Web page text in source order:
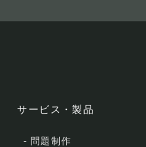
サービス・製品
- 問題制作